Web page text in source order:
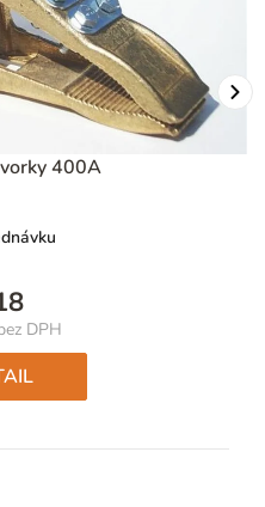
400A
DPH
Jednotková
cena: